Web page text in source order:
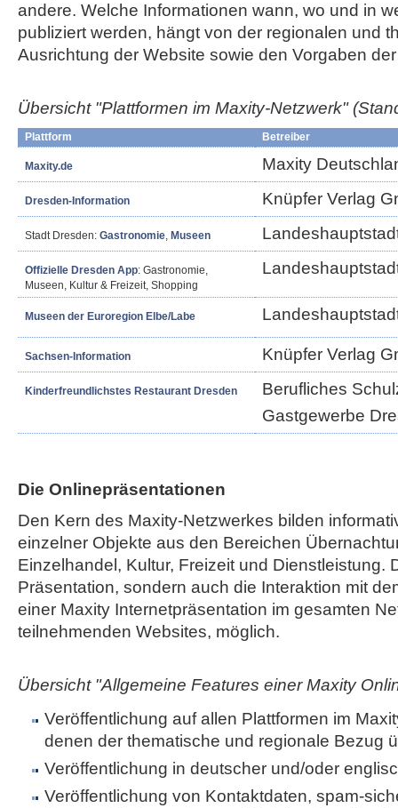
andere. Welche Informationen wann, wo und in
publiziert werden, hängt von der regionalen und
Ausrichtung der Website sowie den Vorgaben
Übersicht "Plattformen im Maxity-Netzwerk"
Plattform Betreiber
Maxity.de Maxity
Dresden-Information Knüpfer Verlag
Stadt Dresden: Gastronomie, Museen
Offizielle Dresden App: Gastronomie,
Museen, Kultur & Freizeit, Shopping
Museen der Euroregion Elbe/Labe
Sachsen-Information Knüpfer Verlag
Kinderfreundlichstes Restaurant Dresden
Berufliches
Gastgewerbe
Die Onlinepräsentationen
Den Kern des Maxity-Netzwerkes bilden
einzelner Objekte aus den Bereichen
Einzelhandel, Kultur, Freizeit und Dienstleistung.
Präsentation, sondern auch die Interaktion mit
einer Maxity Internetpräsentation im gesamten
teilnehmenden Websites, möglich.
Übersicht "Allgemeine Features einer Maxity
Veröffentlichung auf allen Plattformen im
denen der thematische und regionale Bezug
Veröffentlichung in deutscher und/oder
Veröffentlichung von Kontaktdaten, spam-